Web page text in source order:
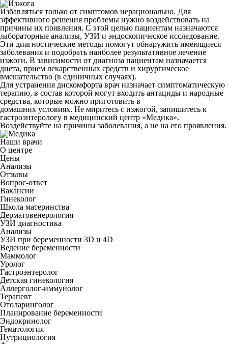
Избавляться только от симптомов нерационально. Для
эффективного решения проблемы нужно воздействовать на
причины их появления. С этой целью пациентам назначаются
лабораторные анализы, УЗИ и эндоскопическое исследование.
Эти диагностические методы помогут обнаружить имеющиеся
заболевания и подобрать наиболее результативное лечение
изжоги. В зависимости от диагноза пациентам назначается
диета, прием лекарственных средств и хирургическое
вмешательство (в единичных случаях).
Для устранения дискомфорта врач назначает симптоматическую
терапию, в состав которой могут входить антациды и народные
средства, которые можно приготовить в
домашних условиях. Не миритесь с изжогой, запишитесь к
гастроэнтерологу в медицинский центр «Медика».
Воздействуйте на причины заболевания, а не на его проявления.
Наши врачи
О центре
Цены
Анализы
Отзывы
Вопрос-ответ
Вакансии
Гинеколог
Школа материнства
Дерматовенерология
УЗИ диагностика
Анализы
УЗИ при беременности 3D и 4D
Ведение беременности
Маммолог
Уролог
Гастроэнтеролог
Детская гинекология
Аллерголог-иммунолог
Терапевт
Отоларинголог
Планирование беременности
Эндокринолог
Гематология
Нутрициология